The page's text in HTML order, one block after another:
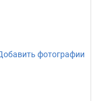
фотографии